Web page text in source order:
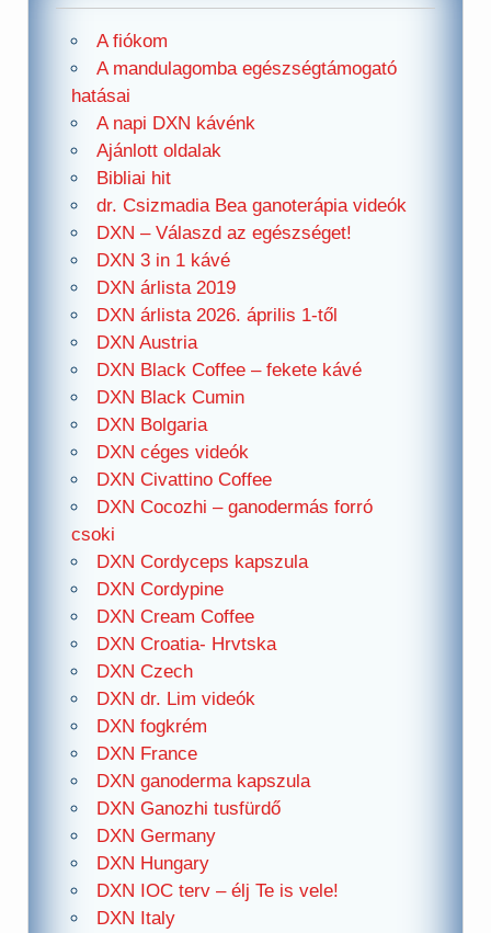
A fiókom
A mandulagomba egészségtámogató
hatásai
A napi DXN kávénk
Ajánlott oldalak
Bibliai hit
dr. Csizmadia Bea ganoterápia videók
DXN – Válaszd az egészséget!
DXN 3 in 1 kávé
DXN árlista 2019
DXN árlista 2026. április 1-től
DXN Austria
DXN Black Coffee – fekete kávé
DXN Black Cumin
DXN Bolgaria
DXN céges videók
DXN Civattino Coffee
DXN Cocozhi – ganodermás forró
csoki
DXN Cordyceps kapszula
DXN Cordypine
DXN Cream Coffee
DXN Croatia- Hrvtska
DXN Czech
DXN dr. Lim videók
DXN fogkrém
DXN France
DXN ganoderma kapszula
DXN Ganozhi tusfürdő
DXN Germany
DXN Hungary
DXN IOC terv – élj Te is vele!
DXN Italy